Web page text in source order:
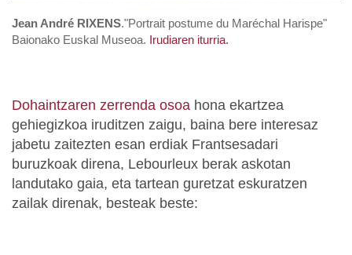
Jean André RIXENS."Portrait postume du Maréchal Harispe"
Baionako Euskal Museoa. Irudiaren iturria.
Dohaintzaren zerrenda osoa hona ekartzea
gehiegizkoa iruditzen zaigu, baina bere interesaz
jabetu zaitezten esan erdiak Frantsesadari
buruzkoak direna, Lebourleux berak askotan
landutako gaia, eta tartean guretzat eskuratzen
zailak direnak, besteak beste: